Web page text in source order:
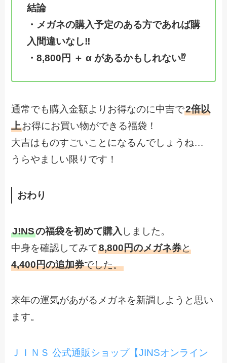
結論
・メガネの購入予定のある方であれば購
入間違いなし‼︎
・8,800円 ＋ α があるかもしれない⁉︎
通常でも購入金額よりお得なのに中吉で2倍以
上お得にお買い物ができる福袋！
大吉はものすごいことになるんでしょうね…
うらやましい限りです！
おわり
J!NSの福袋を初めて購入 しました。
中身を確認してみて8,800円のメガネ券と
4,400円の追加券でした。
来年の運気があがるメガネを新調しようと思い
ます。
ＪＩＮＳ 公式通販ショップ【JINSオンライン